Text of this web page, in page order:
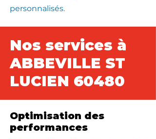
personnalisés.
Nos services à
ABBEVILLE ST
LUCIEN 60480
Optimisation des
performances